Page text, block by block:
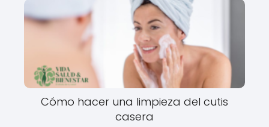
Cómo hacer una limpieza del cutis
casera